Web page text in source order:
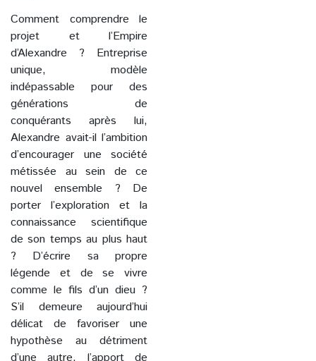
Comment comprendre le
projet et l’Empire
d’Alexandre ? Entreprise
unique, modèle
indépassable pour des
générations de
conquérants après lui,
Alexandre avait-il l’ambition
d’encourager une société
métissée au sein de ce
nouvel ensemble ? De
porter l’exploration et la
connaissance scientifique
de son temps au plus haut
? D’écrire sa propre
légende et de se vivre
comme le fils d’un dieu ?
S’il demeure aujourd’hui
délicat de favoriser une
hypothèse au détriment